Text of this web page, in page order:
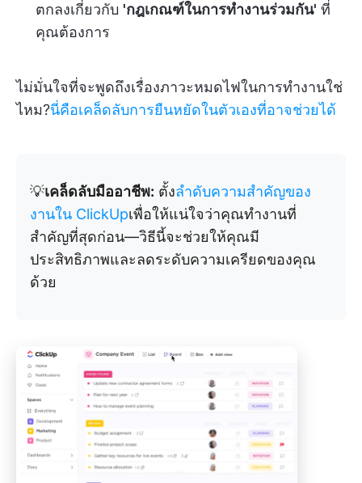
ตกลงเกี่ยวกับ 'กฎเกณฑ์ในการทำงานร่วมกัน' ที่
คุณต้องการ
ไม่มั่นใจที่จะพูดถึงเรื่องภาวะหมดไฟในการทำงานใช่
ไหม?นี่คือเคล็ดลับการยืนหยัดในตัวเองที่อาจช่วยได้
💡เคล็ดลับมืออาชีพ: ตั้งลำดับความสำคัญของ
งานใน ClickUpเพื่อให้แน่ใจว่าคุณทำงานที่
สำคัญที่สุดก่อน—วิธีนี้จะช่วยให้คุณมี
ประสิทธิภาพและลดระดับความเครียดของคุณ
ด้วย